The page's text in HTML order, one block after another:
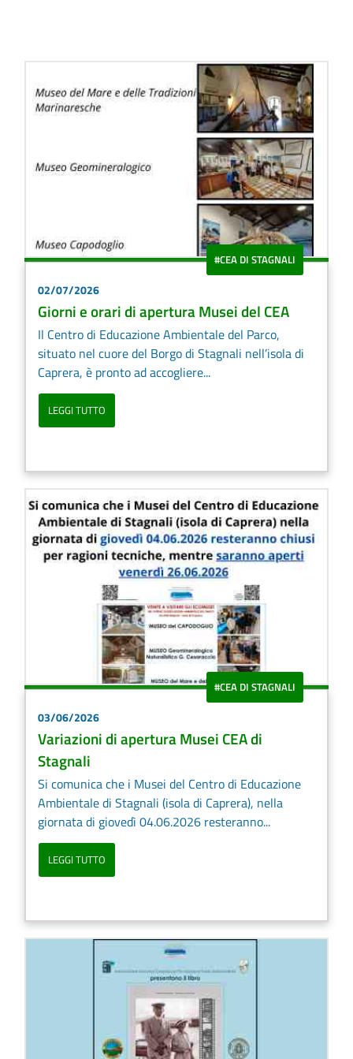
#CEA DI STAGNALI
02/07/2026
Giorni e orari di apertura Musei del CEA
Il Centro di Educazione Ambientale del Parco,
situato nel cuore del Borgo di Stagnali nell’isola di
Caprera, è pronto ad accogliere...
LEGGI TUTTO
#CEA DI STAGNALI
03/06/2026
Variazioni di apertura Musei CEA di
Stagnali
Si comunica che i Musei del Centro di Educazione
Ambientale di Stagnali (isola di Caprera), nella
giornata di giovedì 04.06.2026 resteranno...
LEGGI TUTTO